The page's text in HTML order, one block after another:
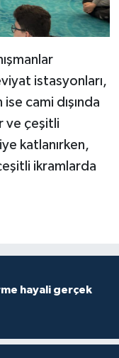
istasyonları,
cami dışında
ve çeşitli
katlanırken,
ikramlarda
hayali gerçek